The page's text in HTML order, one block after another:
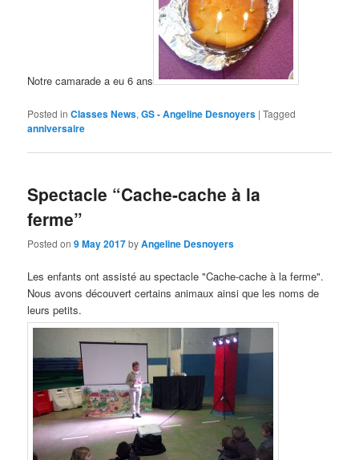
Notre camarade a eu 6 ans
Posted in Classes News,GS - Angeline Desnoyers |Tagged
anniversaire
Spectacle “Cache-cache à la
ferme”
Posted on9 May 2017byAngeline Desnoyers
Les enfants ont assisté au spectacle "Cache-cache à la ferme".
Nous avons découvert certains animaux ainsi que les noms de
leurs petits.